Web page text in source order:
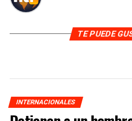
TE PUEDE
INTERNACIONALES